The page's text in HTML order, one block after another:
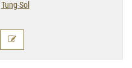
Tung-Sol